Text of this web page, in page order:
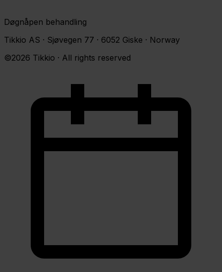
Døgnåpen behandling
Tikkio AS · Sjøvegen 77 · 6052 Giske · Norway
©2026 Tikkio · All rights reserved